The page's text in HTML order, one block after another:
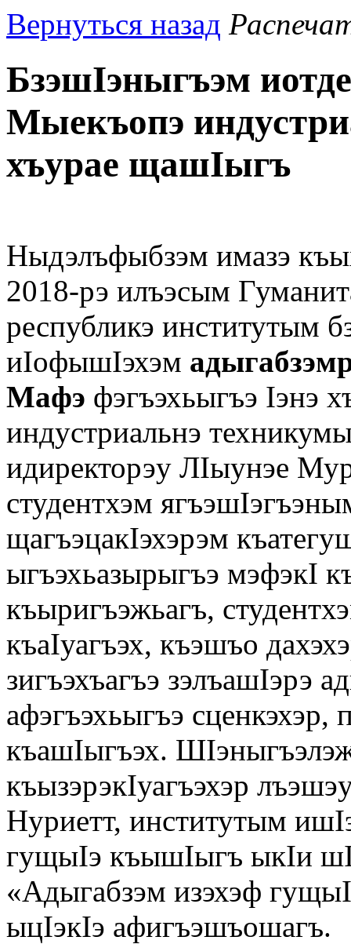
Вернуться назад
БзэшIэныгъэм
Мыекъопэ
хъурае щашIыгъ
Ныдэлъфыбзэм имазэ
2018-рэ илъэсым
республикэ институтым
иIофышIэхэм
Мафэ фэгъэхьыгъэ Iэнэ
индустриальнэ
идиректорэу ЛIыунэе
студентхэм
щагъэцакIэхэрэм
ыгъэхьазырыгъэ мэфэкI
къыригъэжьагъ,
къаIуагъэх, къэшъо
зигъэхъагъэ зэлъашIэрэ
афэгъэхьыгъэ сценкэхэр,
къашIыгъэх.
къызэрэкIуагъэхэр
Нуриетт, институтым
гущыIэ къышIыгъ ыкIи
«Адыгабзэм изэхэф
ыцIэкIэ афигъэшъошагъ.